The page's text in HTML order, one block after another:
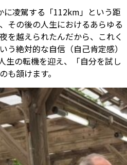
凌駕する「112km」という距
その後の人生におけるあらゆる
を越えられたんだから、これく
う絶対的な自信（自己肯定感）
生の転機を迎え、「自分を試し
も頷けます。